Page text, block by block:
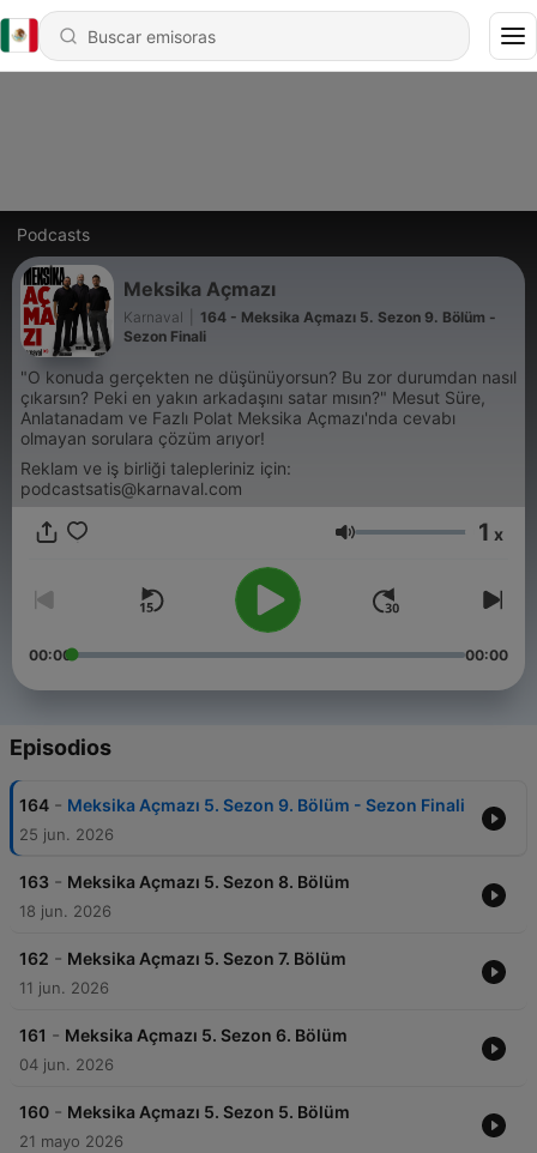
Podcasts
Meksika Açmazı
Karnaval
164 - Meksika Açmazı 5. Sezon 9. Bölüm -
Sezon Finali
"O konuda gerçekten ne düşünüyorsun? Bu zor durumdan nasıl
çıkarsın? Peki en yakın arkadaşını satar mısın?" Mesut Süre,
Anlatanadam ve Fazlı Polat Meksika Açmazı'nda cevabı
olmayan sorulara çözüm arıyor!
Reklam ve iş birliği talepleriniz için:
podcastsatis@karnaval.com
Volumen 1 x
00:00 00:00
Episodios
164 - Meksika Açmazı 5. Sezon 9. Bölüm - Sezon Finali
25 jun. 2026
163 - Meksika Açmazı 5. Sezon 8. Bölüm
18 jun. 2026
162 - Meksika Açmazı 5. Sezon 7. Bölüm
11 jun. 2026
161 - Meksika Açmazı 5. Sezon 6. Bölüm
04 jun. 2026
160 - Meksika Açmazı 5. Sezon 5. Bölüm
21 mayo 2026